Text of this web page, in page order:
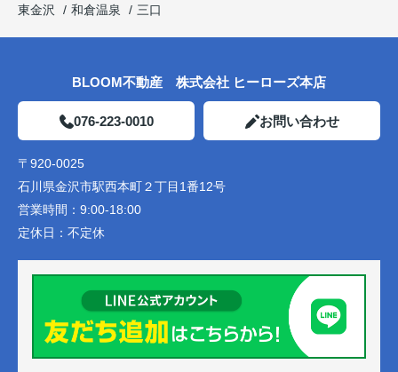
東金沢
和倉温泉 三口
BLOOM不動産 株式会社 ヒーローズ本店
076-223-0010 お問い合わせ
〒920-0025
石川県金沢市駅西本町２丁目1番12号
営業時間： 9:00-18:00
定休日： 不定休